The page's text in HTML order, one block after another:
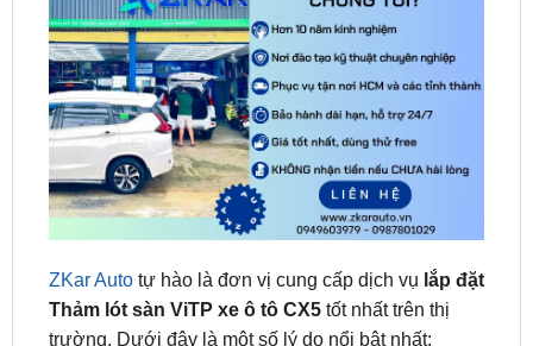
ZKar Auto tự hào là đơn vị cung cấp dịch vụ
trường. Dưới đây là một số lý do nổi bật nhất:
Chất lượng sản phẩm cao cấp:Chúng tôi chỉ